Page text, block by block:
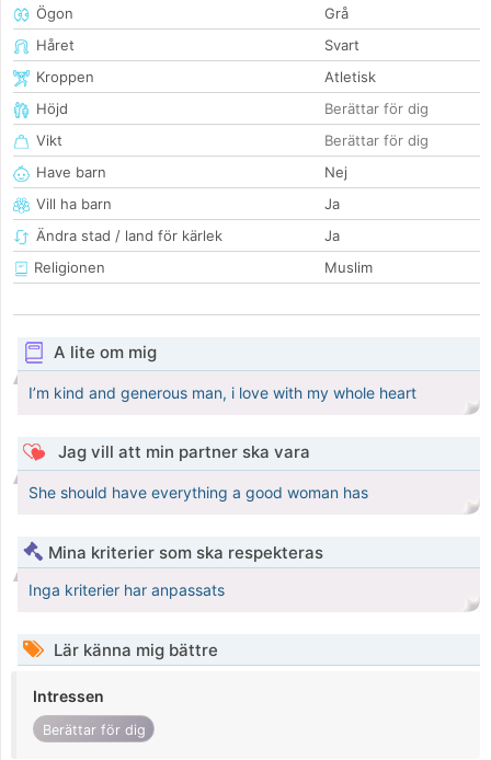
Ögon
Grå
Håret
Svart
Kroppen
Atletisk
Höjd
Berättar för dig
Vikt
Berättar för dig
Have barn
Nej
Vill ha barn
Ja
Ändra stad / land för kärlek
Ja
Religionen
Muslim
A lite om mig
I’m kind and generous man, i love with my whole heart
Jag vill att min partner ska vara
She should have everything a good woman has
Mina kriterier som ska respekteras
Inga kriterier har anpassats
Lär känna mig bättre
Intressen
Berättar för dig